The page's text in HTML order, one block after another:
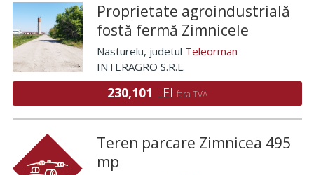
Proprietate agroindustrială
fostă fermă Zimnicele
Nasturelu, judetul Teleorman
INTERAGRO S.R.L.
230,101 LEI fara TVA
Teren parcare Zimnicea 495
mp